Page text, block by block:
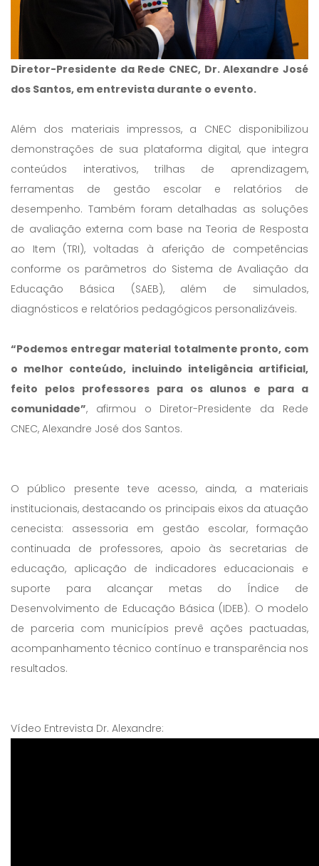
Diretor-Presidente da Rede CNEC, Dr. Alexandre José
dos Santos, em entrevista durante o evento.
Além dos materiais impressos, a CNEC disponibilizou
demonstrações de sua plataforma digital, que integra
conteúdos interativos, trilhas de aprendizagem,
ferramentas de gestão escolar e relatórios de
desempenho. Também foram detalhadas as soluções
de avaliação externa com base na Teoria de Resposta
ao Item (TRI), voltadas à aferição de competências
conforme os parâmetros do Sistema de Avaliação da
Educação Básica (SAEB), além de simulados,
diagnósticos e relatórios pedagógicos personalizáveis.
“Podemos entregar material totalmente pronto, com
o melhor conteúdo, incluindo inteligência artificial,
feito pelos professores para os alunos e para a
comunidade”, afirmou o Diretor-Presidente da Rede
CNEC, Alexandre José dos Santos.
O público presente teve acesso, ainda, a materiais
institucionais, destacando os principais eixos da atuação
cenecista: assessoria em gestão escolar, formação
continuada de professores, apoio às secretarias de
educação, aplicação de indicadores educacionais e
suporte para alcançar metas do Índice de
Desenvolvimento de Educação Básica (IDEB). O modelo
de parceria com municípios prevê ações pactuadas,
acompanhamento técnico contínuo e transparência nos
resultados.
Vídeo Entrevista Dr. Alexandre: